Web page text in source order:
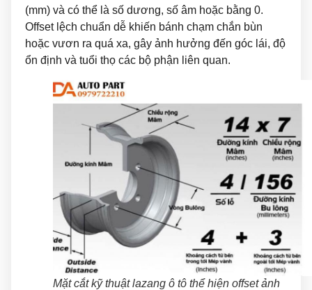
(mm) và có thể là số dương, số âm hoặc bằng 0.
Offset lệch chuẩn dễ khiến bánh chạm chắn bùn
hoặc vươn ra quá xa, gây ảnh hưởng đến góc lái, độ
ổn định và tuổi thọ các bộ phận liên quan.
Mặt cắt kỹ thuật lazang ô tô thể hiện offset ảnh